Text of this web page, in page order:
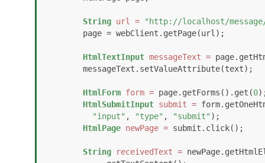
String url =
"http://localhost/message/
HtmlTextInput messageText =
HtmlForm form = page.getForms().get(0
HtmlSubmitInput submit =
"input" , "type" , "submit" );
HtmlPage newPage = submit.click();
String receivedText =